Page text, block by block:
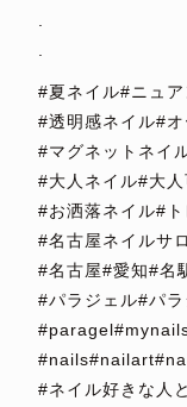
#夏ネイル#ニュ
#透明感ネイル#
#マグネットネイ
#大人ネイル#大
#お洒落ネイル#
#名古屋ネイルサ
#名古屋#愛知#名
#パラジェル#パ
#ネイル好きな人